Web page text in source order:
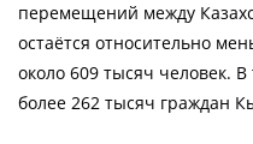
перемещений между
остаётся относительно
около 609 тысяч человек.
более 262 тысяч граждан